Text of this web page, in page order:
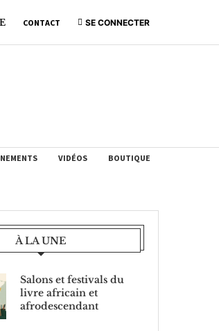
CONTACT SE CONNECTER
VIDÉOS BOUTIQUE
À LA UNE
Salons et festivals du
livre africain et
afrodescendant